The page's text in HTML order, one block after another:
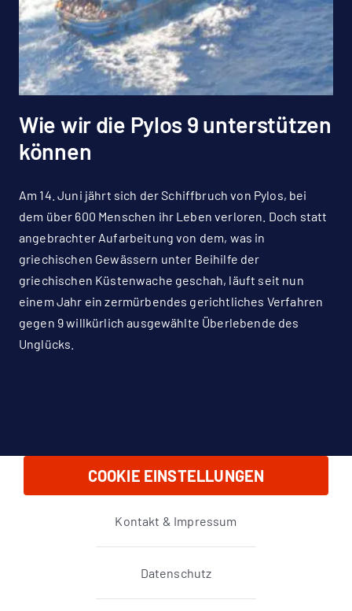
Wie wir die Pylos 9 unterstützen
können
Am 14. Juni jährt sich der Schiffbruch von Pylos, bei
dem über 600 Menschen ihr Leben verloren. Doch statt
angebrachter Aufarbeitung von dem, was in
griechischen Gewässern unter Beihilfe der
griechischen Küstenwache geschah, läuft seit nun
einem Jahr ein zermürbendes gerichtliches Verfahren
gegen 9 willkürlich ausgewählte Überlebende des
Unglücks.
COOKIE EINSTELLUNGEN
Kontakt & Impressum
Datenschutz